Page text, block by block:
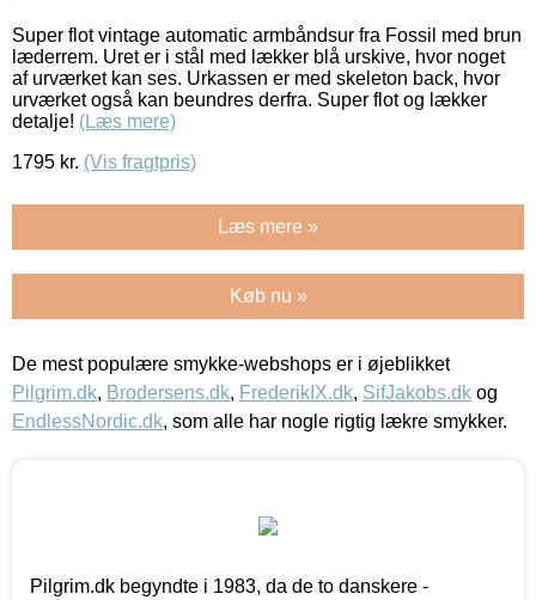
Super flot vintage automatic armbåndsur fra Fossil med brun
læderrem. Uret er i stål med lækker blå urskive, hvor noget
af urværket kan ses. Urkassen er med skeleton back, hvor
urværket også kan beundres derfra. Super flot og lækker
detalje! (Læs mere)
1795 kr. (Vis fragtpris)
Læs mere »
Køb nu »
De mest populære smykke-webshops er i øjeblikket
Pilgrim.dk, Brodersens.dk, FrederikIX.dk, SifJakobs.dk og
EndlessNordic.dk, som alle har nogle rigtig lækre smykker.
Pilgrim.dk begyndte i 1983, da de to danskere -